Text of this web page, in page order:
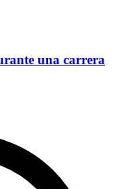
una carrera